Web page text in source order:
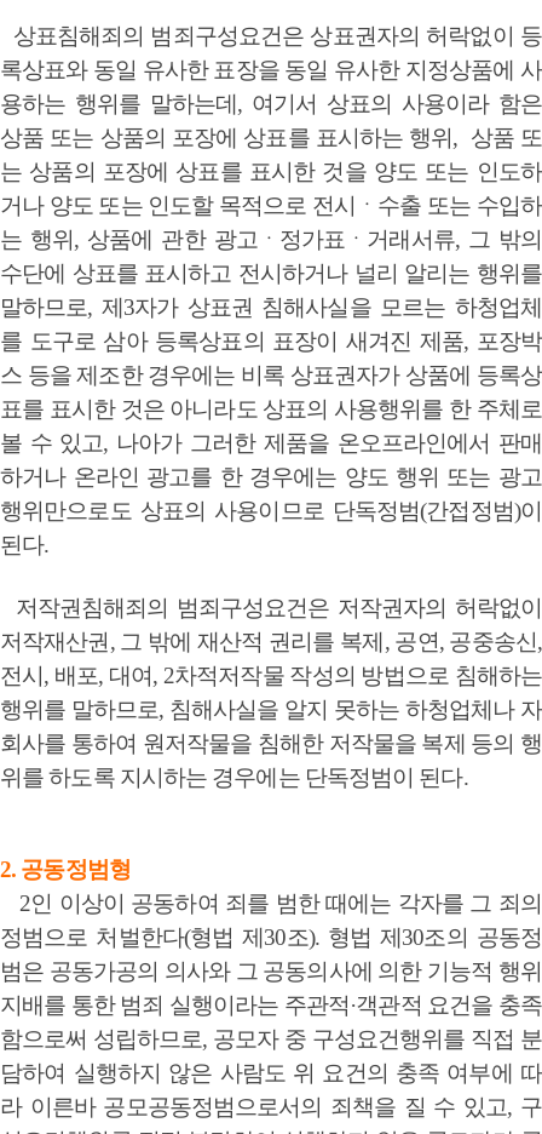
상표침해죄의 범죄구성요건은 상표권자의 허락없이 등
록상표와 동일 유사한 표장을 동일 유사한 지정상품에 사
용하는 행위를 말하는데, 여기서 상표의 사용이라 함은
상품 또는 상품의 포장에 상표를 표시하는 행위, 상품 또
는 상품의 포장에 상표를 표시한 것을 양도 또는 인도하
거나 양도 또는 인도할 목적으로 전시ㆍ수출 또는 수입하
는 행위, 상품에 관한 광고ㆍ정가표ㆍ거래서류, 그 밖의
수단에 상표를 표시하고 전시하거나 널리 알리는 행위를
말하므로, 제3자가 상표권 침해사실을 모르는 하청업체
를 도구로 삼아 등록상표의 표장이 새겨진 제품, 포장박
스 등을 제조한 경우에는 비록 상표권자가 상품에 등록상
표를 표시한 것은 아니라도 상표의 사용행위를 한 주체로
볼 수 있고, 나아가 그러한 제품을 온오프라인에서 판매
하거나 온라인 광고를 한 경우에는 양도 행위 또는 광고
행위만으로도 상표의 사용이므로 단독정범(간접정범)이
된다.
저작권침해죄의 범죄구성요건은 저작권자의 허락없이
저작재산권, 그 밖에 재산적 권리를 복제, 공연, 공중송신,
전시, 배포, 대여, 2차적저작물 작성의 방법으로 침해하는
행위를 말하므로, 침해사실을 알지 못하는 하청업체나 자
회사를 통하여 원저작물을 침해한 저작물을 복제 등의 행
위를 하도록 지시하는 경우에는 단독정범이 된다.
2. 공동정범형
2인 이상이 공동하여 죄를 범한 때에는 각자를 그 죄의
정범으로 처벌한다(형법 제30조). 형법 제30조의 공동정
범은 공동가공의 의사와 그 공동의사에 의한 기능적 행위
지배를 통한 범죄 실행이라는 주관적·객관적 요건을 충족
함으로써 성립하므로, 공모자 중 구성요건행위를 직접 분
담하여 실행하지 않은 사람도 위 요건의 충족 여부에 따
라 이른바 공모공동정범으로서의 죄책을 질 수 있고, 구